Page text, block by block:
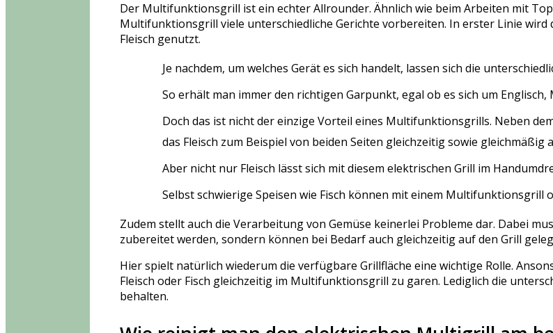
Der Multifunktionsgrill ist ein echter Allrounder. Ähnlich wie beim Arbeiten mit
Multifunktionsgrill viele unterschiedliche Gerichte vorbereiten. In erster Linie
Fleisch genutzt.
Je nachdem, um welches Gerät es sich handelt, lassen sich die
So erhält man immer den richtigen Garpunkt, egal ob es sich um Englisch,
Doch das ist nicht der einzige Vorteil eines Multifunktionsgrills. Neben
das Fleisch zum Beispiel von beiden Seiten gleichzeitig sowie gleichmäßig
Aber nicht nur Fleisch lässt sich mit diesem elektrischen Grill im
Selbst schwierige Speisen wie Fisch können mit einem Multifunktionsgrill
Zudem stellt auch die Verarbeitung von Gemüse keinerlei Probleme dar. Dabei
zubereitet werden, sondern können bei Bedarf auch gleichzeitig auf den Grill
Hier spielt natürlich wiederum die verfügbare Grillfläche eine wichtige Rolle.
Fleisch oder Fisch gleichzeitig im Multifunktionsgrill zu garen. Lediglich die
behalten.